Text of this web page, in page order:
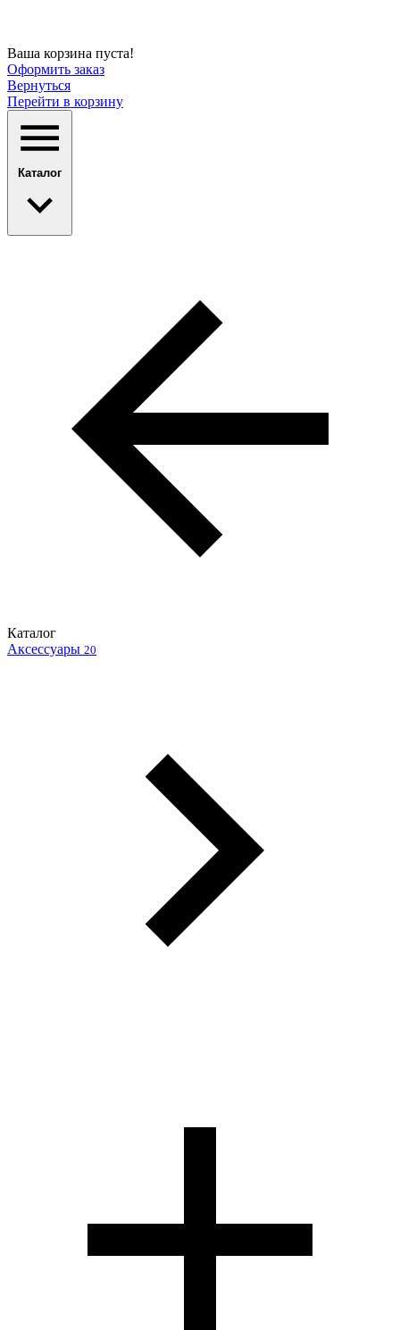
Ваша корзина пуста!
Оформить заказ
Вернуться
Перейти в корзину
Каталог
Каталог
Аксессуары 20